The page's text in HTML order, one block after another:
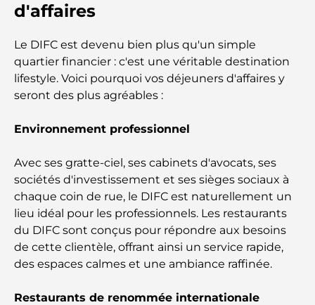
Abu Dhabi vs Dubai: A Practical Comparison for
Best Schools in Downtown Dubai: A Guide for
Families
profiter de la chaleur
Cadeaux de luxe pour hommes : des idées de
présents attentionnés et intemporels
Écoles à proximité de Palm Jumeirah : un guide
complet pour les familles
Les meilleurs hôtels de Business Bay, à Dubaï :
d'affaires
Le DIFC est devenu bien plus qu'un simple
quartier financier : c'est une véritable destination
lifestyle. Voici pourquoi vos déjeuners d'affaires y
seront des plus agréables :
Environnement professionnel
Avec ses gratte-ciel, ses cabinets d'avocats, ses
sociétés d'investissement et ses sièges sociaux à
chaque coin de rue, le DIFC est naturellement un
lieu idéal pour les professionnels. Les restaurants
du DIFC sont conçus pour répondre aux besoins
de cette clientèle, offrant ainsi un service rapide,
des espaces calmes et une ambiance raffinée.
Restaurants de renommée internationale